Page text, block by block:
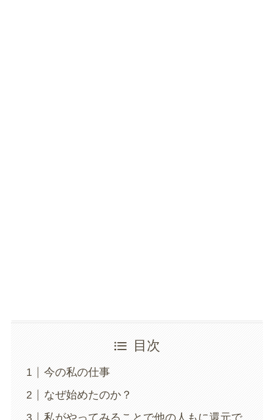
目次
今の私の仕事
なぜ始めたのか？